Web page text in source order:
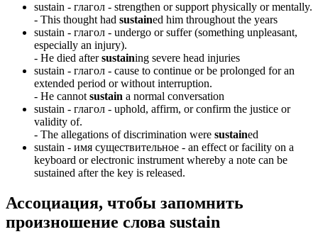
sustain - глагол - strengthen or support physically or mentally.
- This thought had sustained him throughout the years
sustain - глагол - undergo or suffer (something unpleasant,
especially an injury).
- He died aftersustaining severe head injuries
sustain - глагол - cause to continue or be prolonged for an
extended period or without interruption.
- He cannotsustain a normal conversation
sustain - глагол - uphold, affirm, or confirm the justice or
validity of.
- The allegations of discrimination were sustained
sustain - имя существительное - an effect or facility on a
keyboard or electronic instrument whereby a note can be
sustained after the key is released.
Ассоциация, чтобы запомнить
произношение слова sustain